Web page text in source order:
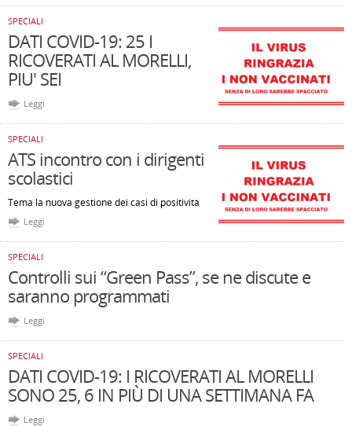
SPECIALI
DATI COVID-19: 25 I
RICOVERATI AL MORELLI,
PIU' SEI
Leggi
SPECIALI
ATS incontro con i dirigenti
scolastici
Tema la nuova gestione dei casi di positività
Leggi
SPECIALI
Controlli sui “Green Pass”, se ne discute e
saranno programmati
Leggi
SPECIALI
DATI COVID-19: I RICOVERATI AL MORELLI
SONO 25, 6 IN PIÙ DI UNA SETTIMANA FA
Leggi